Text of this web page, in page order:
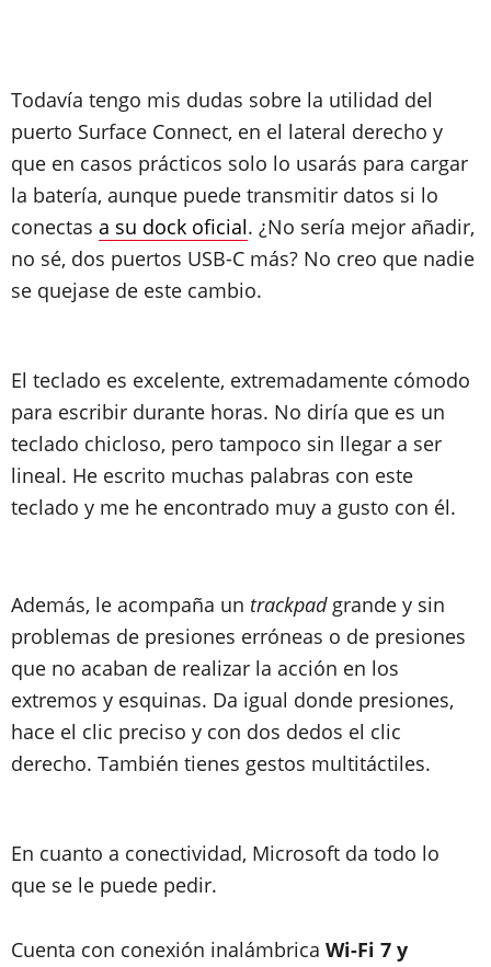
Todavía tengo mis dudas sobre la utilidad del
puerto Surface Connect, en el lateral derecho y
que en casos prácticos solo lo usarás para cargar
la batería, aunque puede transmitir datos si lo
conectas a su dock oficial. ¿No sería mejor añadir,
no sé, dos puertos USB-C más? No creo que nadie
se quejase de este cambio.
El teclado es excelente, extremadamente cómodo
para escribir durante horas. No diría que es un
teclado chicloso, pero tampoco sin llegar a ser
lineal. He escrito muchas palabras con este
teclado y me he encontrado muy a gusto con él.
Además, le acompaña un trackpadgrande y sin
problemas de presiones erróneas o de presiones
que no acaban de realizar la acción en los
extremos y esquinas. Da igual donde presiones,
hace el clic preciso y con dos dedos el clic
derecho. También tienes gestos multitáctiles.
En cuanto a conectividad, Microsoft da todo lo
que se le puede pedir.
Cuenta con conexión inalámbrica Wi-Fi 7 y